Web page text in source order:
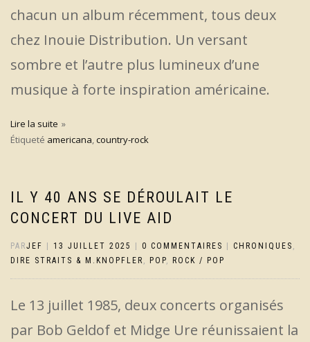
chacun un album récemment, tous deux
chez Inouie Distribution. Un versant
sombre et l’autre plus lumineux d’une
musique à forte inspiration américaine.
Lire la suite
Étiqueté americana,country-rock
IL Y 40 ANS SE DÉROULAIT LE
CONCERT DU LIVE AID
PARJEF 13 JUILLET 2025 0 COMMENTAIRES CHRONIQUES ,
DIRE STRAITS & M.KNOPFLER , POP, ROCK / POP
Le 13 juillet 1985, deux concerts organisés
par Bob Geldof et Midge Ure réunissaient la